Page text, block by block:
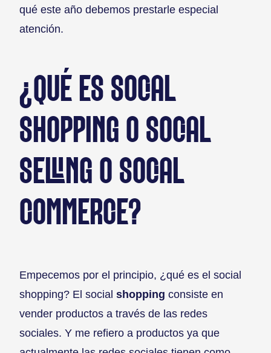
qué este año debemos prestarle especial
atención.
¿QUÉ ES SOCIAL
SHOPPING O SOCIAL
SELLING O SOCIAL
COMMERCE?
Empecemos por el principio, ¿qué es el social
shopping? El social shopping consiste en
vender productos a través de las redes
sociales. Y me refiero a productos ya que